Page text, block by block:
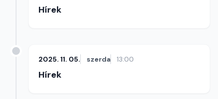
Hírek
2025. 11. 05. szerda 13:00
Hírek